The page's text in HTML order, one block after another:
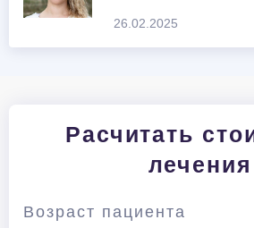
26.02.2025
Расчитать
лечения
Возраст пациента